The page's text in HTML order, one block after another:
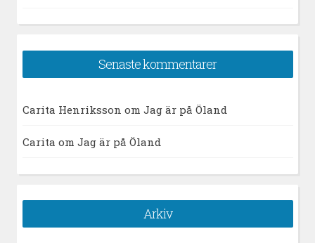
Senaste kommentarer
Carita Henriksson om Jag är på Öland
Carita om Jag är på Öland
Arkiv